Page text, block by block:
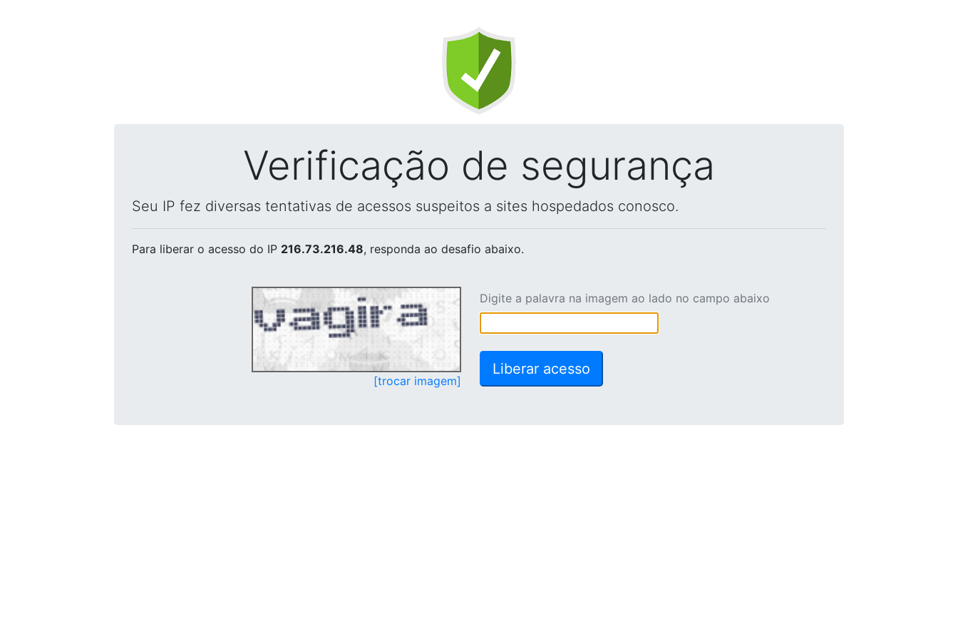
Verificação de segurança
Seu IP fez diversas tentativas de acessos suspeitos a sites hospedados conosco.
Para liberar o acesso do IP 216.73.216.48, responda ao desafio abaixo.
[trocar imagem]
Digite a palavra na imagem ao lado no campo abaixo